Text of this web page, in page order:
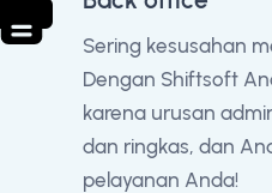
Sering kesusahan
Dengan Shiftsoft
karena urusan
dan ringkas, dan
pelayanan Anda!